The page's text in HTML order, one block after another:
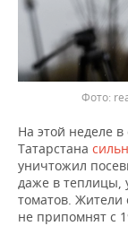
На этой неделе
Татарстана
уничтожил
даже в теплицы,
томатов. Жители
не припомнят с